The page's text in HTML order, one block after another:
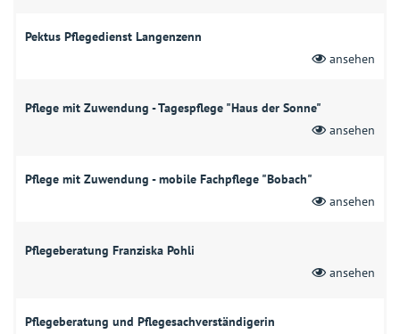
Pektus Pflegedienst Langenzenn
ansehen
Pflege mit Zuwendung - Tagespflege "Haus der Sonne"
ansehen
Pflege mit Zuwendung - mobile Fachpflege "Bobach"
ansehen
Pflegeberatung Franziska Pohli
ansehen
Pflegeberatung und Pflegesachverständigerin